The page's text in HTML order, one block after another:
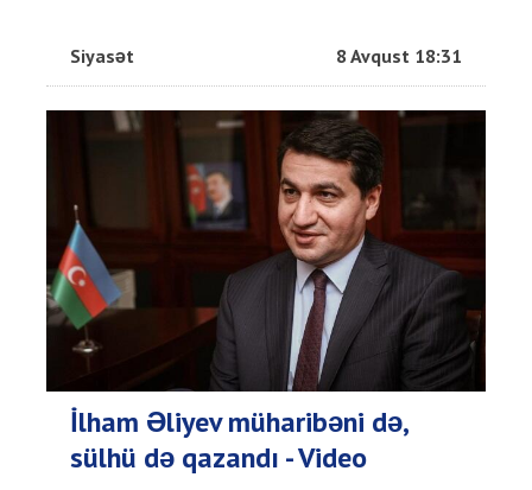
Siyasət 8 Avqust 18:31
İlham Əliyev müharibəni də,
sülhü də qazandı - Video